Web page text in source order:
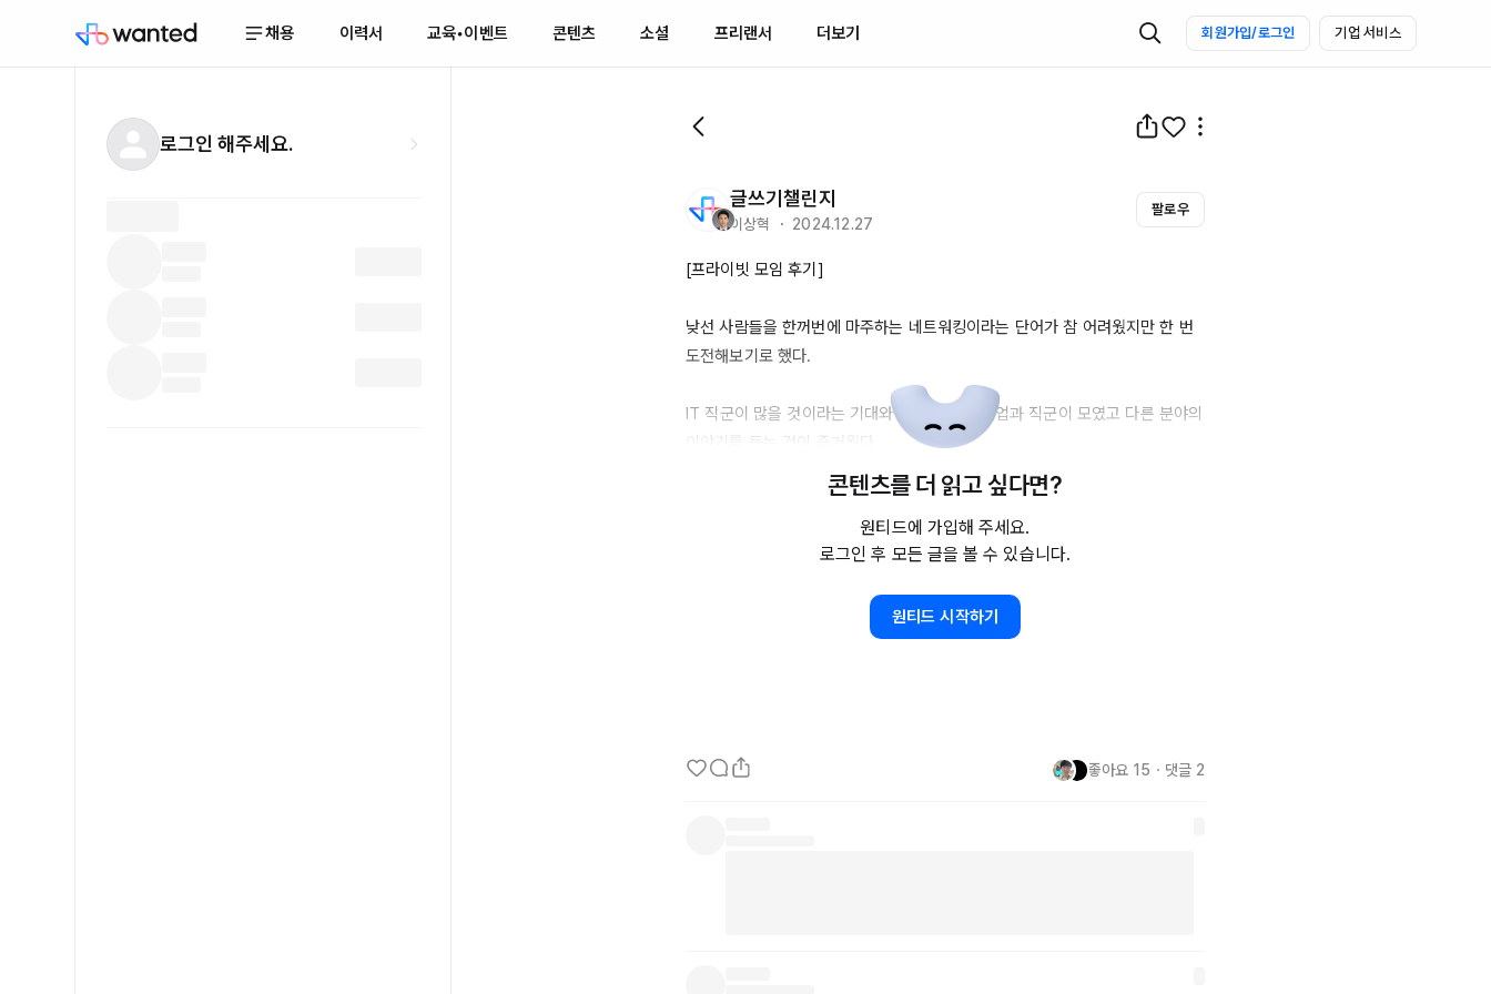
채용 이력서 교육•이벤트 콘텐츠 소셜 프리랜서 더보기 회원가입/로그인 기업 서비스
로그인 해주세요.
글쓰기챌린지
이상혁 ・ 2024.12.27
팔로우
[프라이빗 모임 후기]
낮선 사람들을 한꺼번에 마주하는 네트워킹이라는 단어가 참 어려웠지만 한 번
도전해보기로 했다.
IT 직군이 많을 것이라는 기대와 달리 다양한 산업과 직군이 모였고 다른 분야의
이야기를 듣는 것이 즐거웠다.
다만, 직군에 다양성 만큼 깊이감이 떨어질 수 밖에 없었고 실제 직무에 대한 깊
은 고민을 나누고자 했던 내 기대를 충족시키지 못했다.
네트워킹이랑 참으로 어려운 일인 것을 체감했다.
콘텐츠를 더 읽고 싶다면?
원티드에 가입해 주세요.
로그인 후 모든 글을 볼 수 있습니다.
원티드 시작하기
좋아요 15 ・ 댓글 2